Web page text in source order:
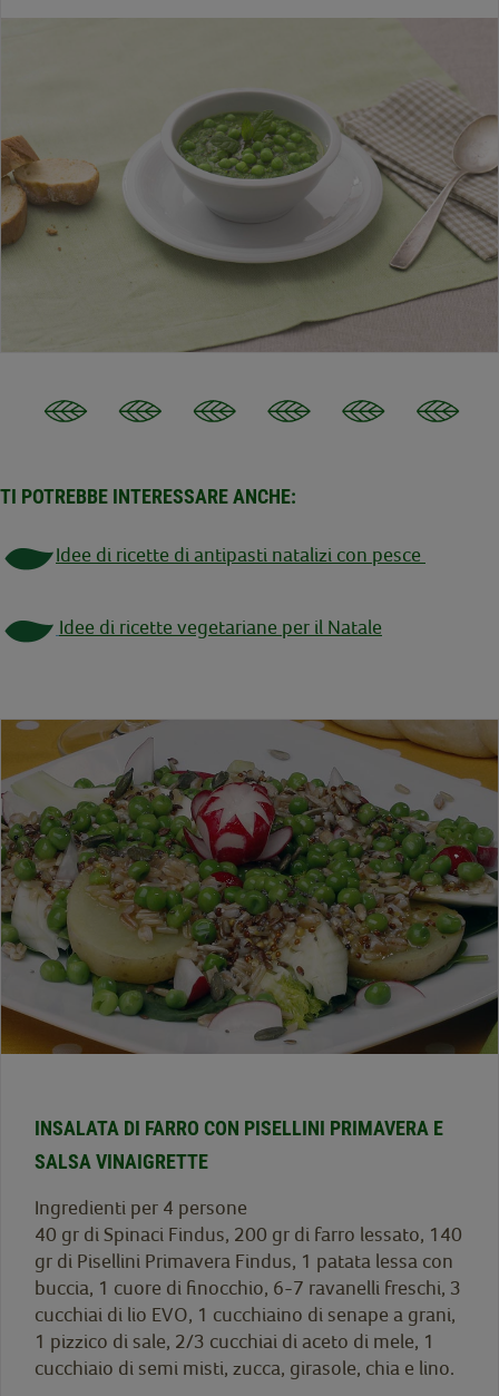
TI POTREBBE INTERESSARE ANCHE:
Idee di ricette di antipasti natalizi con pesce
Idee di ricette vegetariane per il Natale
INSALATA DI FARRO CON PISELLINI PRIMAVERA E
SALSA VINAIGRETTE
Ingredienti per 4 persone
40 gr di Spinaci Findus, 200 gr di farro lessato, 140
gr di Pisellini Primavera Findus, 1 patata lessa con
buccia, 1 cuore di finocchio, 6-7 ravanelli freschi, 3
cucchiai di lio EVO, 1 cucchiaino di senape a grani,
1 pizzico di sale, 2/3 cucchiai di aceto di mele, 1
cucchiaio di semi misti, zucca, girasole, chia e lino.